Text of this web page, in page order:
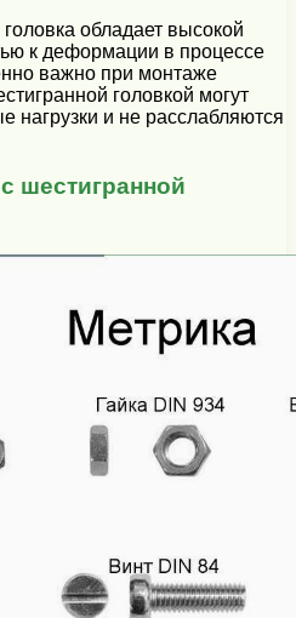
обладает высокой
к деформации в процессе
важно при монтаже
головкой могут
нагрузки и не расслабляются
шестигранной